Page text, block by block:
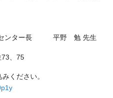
センター長 平野 勉 先生
、75
ください。